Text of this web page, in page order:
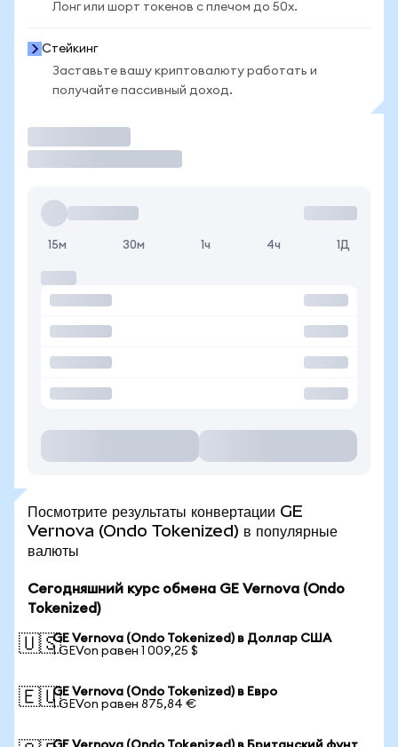
Лонг или шорт токенов с плечом до 50x.
Стейкинг
Заставьте вашу криптовалюту работать и
получайте пассивный доход.
15м 30м 1ч 4ч 1Д
Посмотрите результаты конвертации GE
Vernova (Ondo Tokenized) в популярные
валюты
Сегодняшний курс обмена GE Vernova (Ondo
Tokenized)
🇺🇸GE Vernova (Ondo Tokenized) в Доллар США
1 GEVon равен 1 009,25 $
🇪🇺GE Vernova (Ondo Tokenized) в Евро
1 GEVon равен 875,84 €